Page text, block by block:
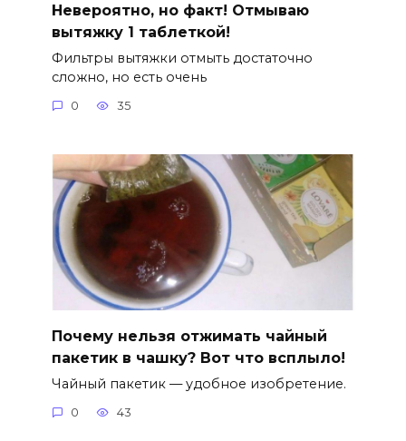
Невероятно, но факт! Отмываю
вытяжку 1 таблеткой!
Фильтры вытяжки отмыть достаточно
сложно, но есть очень
0 35
Почему нельзя отжимать чайный
пакетик в чашку? Вот что всплыло!
Чайный пакетик — удобное изобретение.
0 43